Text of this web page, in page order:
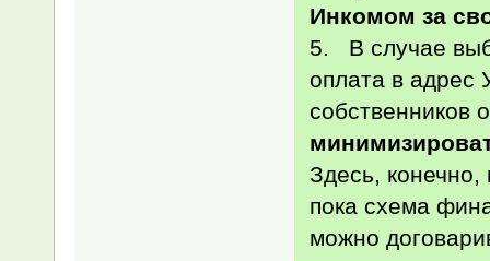
Инкомом за
5. В случае
оплата в адрес
собственников
Здесь,
пока схема
можно